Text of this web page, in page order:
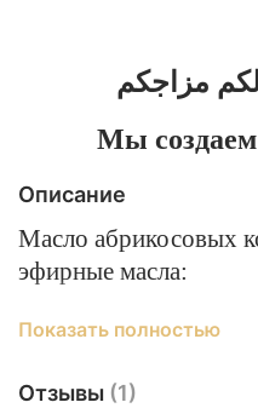
مزاجكم
Мы создаем
Описание
Масло абрикосовых
эфирные масла:
Роза (rosa
запускает
Показать полностью
Отзывы (1)